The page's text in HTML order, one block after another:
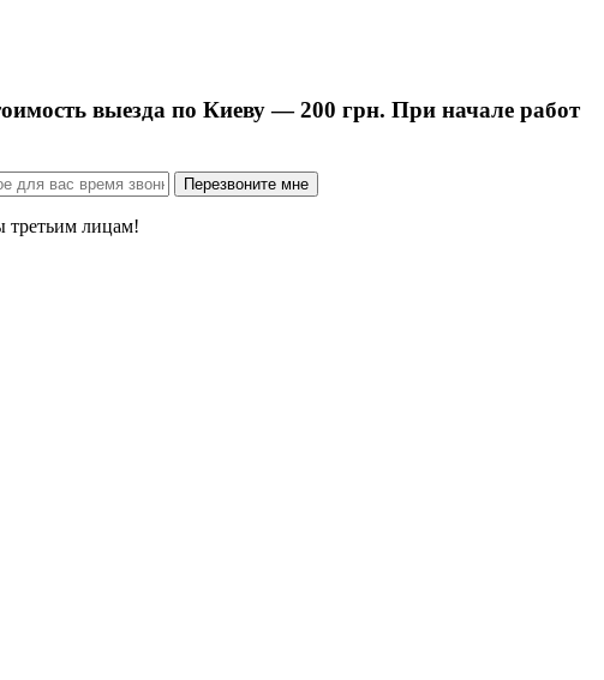
выезда по Киеву — 200 грн. При начале работ
третьим лицам!